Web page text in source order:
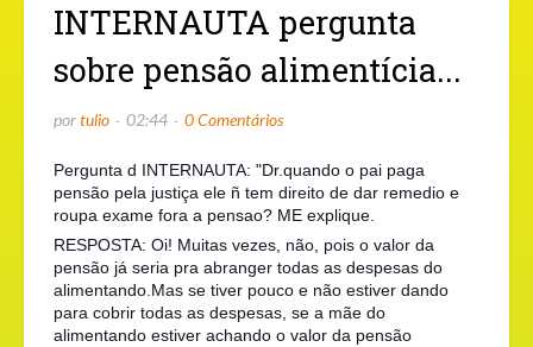
INTERNAUTA pergunta
sobre pensão alimentícia...
portulio 02:44 0 Comentários
Pergunta d INTERNAUTA: "Dr.quando o pai paga
pensão pela justiça ele ñ tem direito de dar remedio e
roupa exame fora a pensao? ME explique.
RESPOSTA: Oi! Muitas vezes, não, pois o valor da
pensão já seria pra abranger todas as despesas do
alimentando.Mas se tiver pouco e não estiver dando
para cobrir todas as despesas, se a mãe do
alimentando estiver achando o valor da pensão